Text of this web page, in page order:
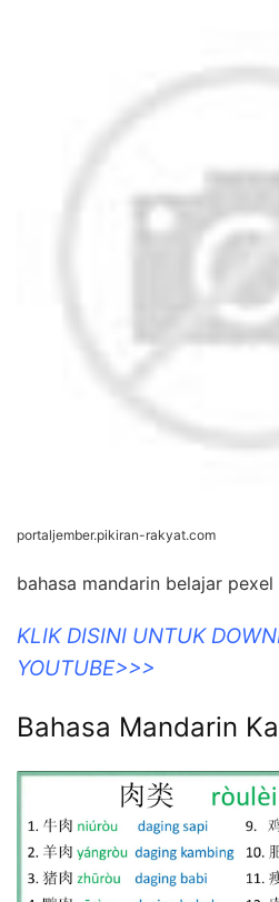
portaljember.pikiran-rakyat.com
bahasa mandarin belajar pexel
KLIK DISINI UNTUK
YOUTUBE>>>
Bahasa Mandarin